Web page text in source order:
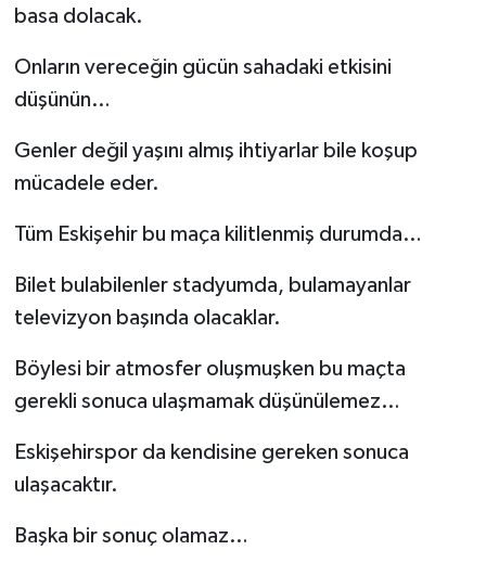
basa dolacak.
Onların vereceğin gücün sahadaki etkisini
düşünün…
Genler değil yaşını almış ihtiyarlar bile koşup
mücadele eder.
Tüm Eskişehir bu maça kilitlenmiş durumda…
Bilet bulabilenler stadyumda, bulamayanlar
televizyon başında olacaklar.
Böylesi bir atmosfer oluşmuşken bu maçta
gerekli sonuca ulaşmamak düşünülemez…
Eskişehirspor da kendisine gereken sonuca
ulaşacaktır.
Başka bir sonuç olamaz…